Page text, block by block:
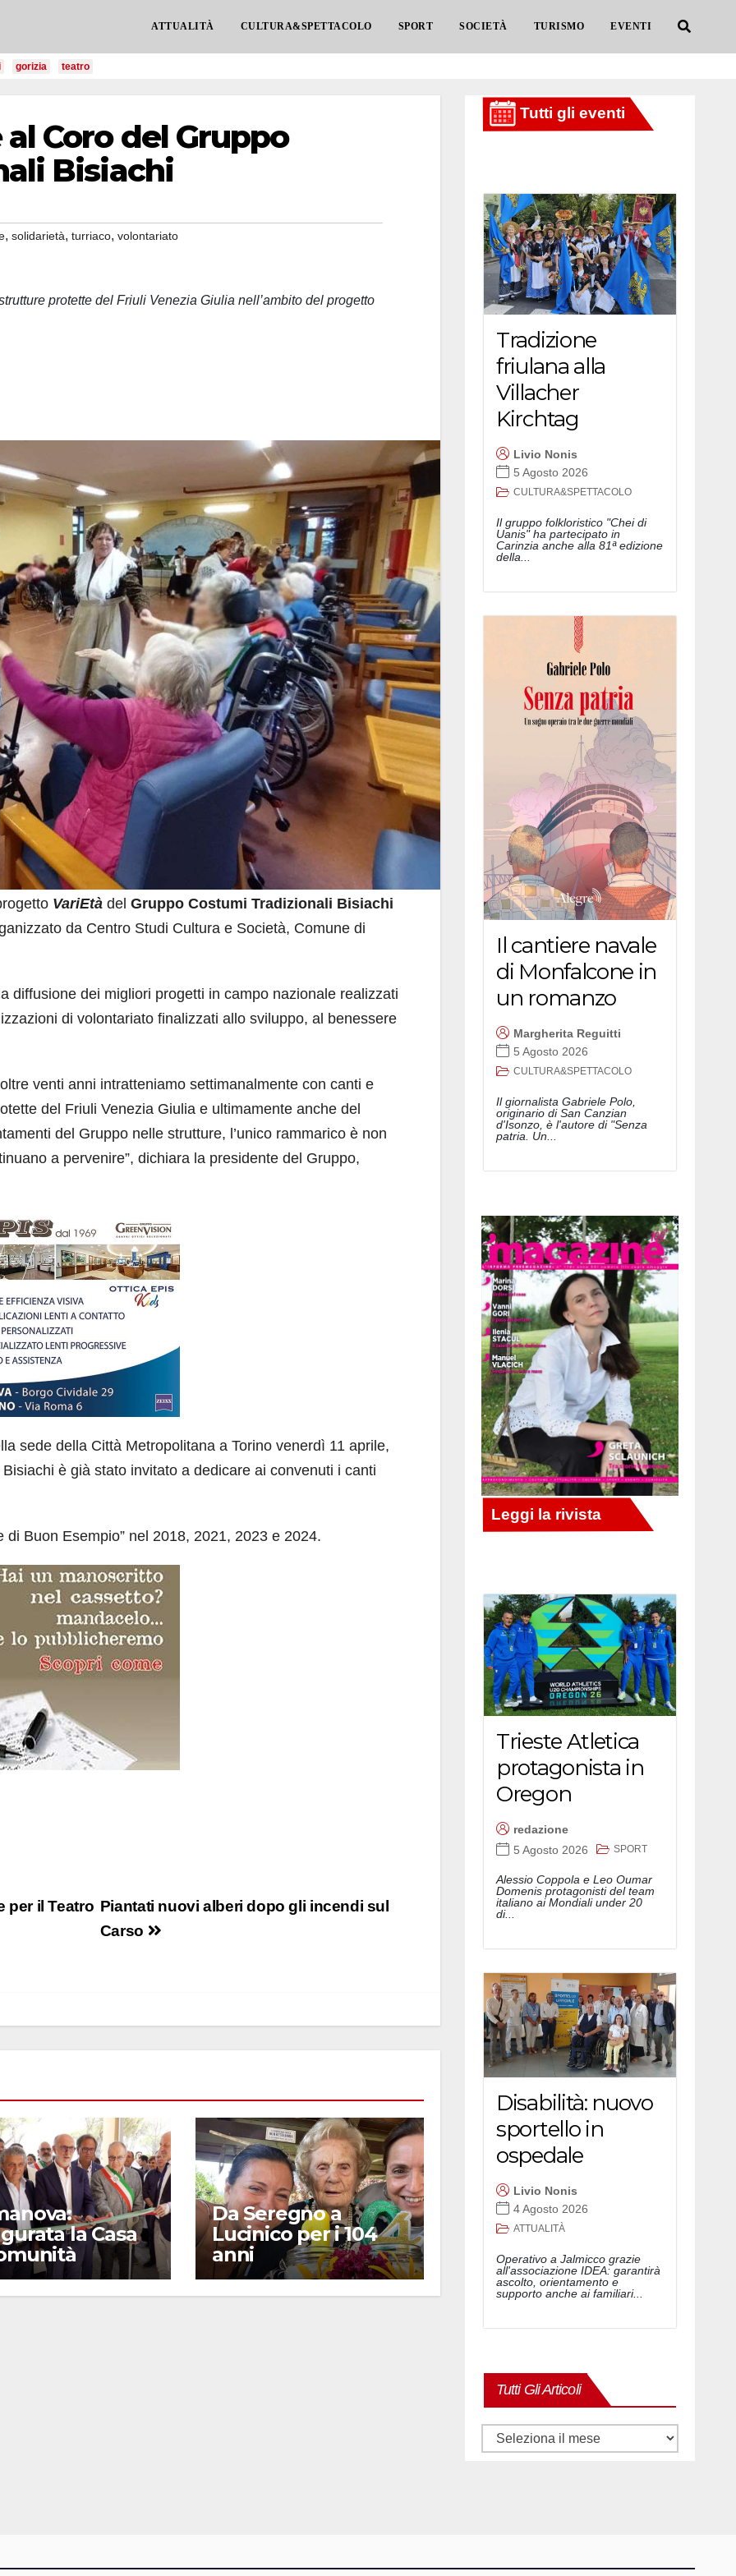
ATTUALITÀ CULTURA&SPETTACOLO SPORT SOCIETÀ TURISMO EVENTI
gorizia teatro
Coro del Gruppo
Bisiachi
, solidarietà, turriaco, volontariato
protette del Friuli Venezia Giulia nell’ambito del progetto
VariEtà del Gruppo Costumi Tradizionali Bisiachi
da Centro Studi Cultura e Società, Comune di
diffusione dei migliori progetti in campo nazionale realizzati
di volontariato finalizzati allo sviluppo, al benessere
venti anni intratteniamo settimanalmente con canti e
del Friuli Venezia Giulia e ultimamente anche del
del Gruppo nelle strutture, l’unico rammarico è non
a pervenire”, dichiara la presidente del Gruppo,
sede della Città Metropolitana a Torino venerdì 11 aprile,
è già stato invitato a dedicare ai convenuti i canti
Buon Esempio” nel 2018, 2021, 2023 e 2024.
Piantati nuovi alberi dopo gli incendi sul
Carso
per il Teatro
la Casa
Da Seregno a
Lucinico per i 104
anni
Tradizione
friulana alla
Villacher
Kirchtag
Livio Nonis
5 Agosto 2026
CULTURA&SPETTACOLO
Il gruppo folkloristico "Chei di
Uanis" ha partecipato in
Carinzia anche alla 81ª edizione
della...
Il cantiere navale
di Monfalcone in
un romanzo
Margherita Reguitti
5 Agosto 2026
CULTURA&SPETTACOLO
Il giornalista Gabriele Polo,
originario di San Canzian
d'Isonzo, è l'autore di "Senza
patria. Un...
Trieste Atletica
protagonista in
Oregon
redazione
5 Agosto 2026
SPORT
Alessio Coppola e Leo Oumar
Domenis protagonisti del team
italiano ai Mondiali under 20
di...
Disabilità: nuovo
sportello in
ospedale
Livio Nonis
4 Agosto 2026
ATTUALITÀ
Operativo a Jalmicco grazie
all'associazione IDEA: garantirà
ascolto, orientamento e
supporto anche ai familiari...
Tutti Gli Articoli
Tutti